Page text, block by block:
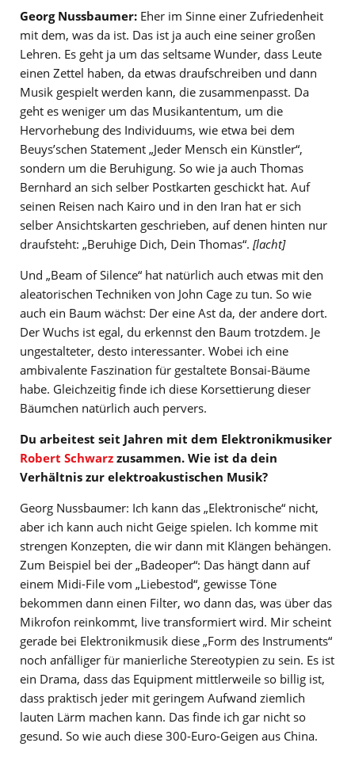
Georg Nussbaumer: Eher im Sinne einer Zufriedenheit
mit dem, was da ist. Das ist ja auch eine seiner großen
Lehren. Es geht ja um das seltsame Wunder, dass Leute
einen Zettel haben, da etwas draufschreiben und dann
Musik gespielt werden kann, die zusammenpasst. Da
geht es weniger um das Musikantentum, um die
Hervorhebung des Individuums, wie etwa bei dem
Beuys’schen Statement „Jeder Mensch ein Künstler“,
sondern um die Beruhigung. So wie ja auch Thomas
Bernhard an sich selber Postkarten geschickt hat. Auf
seinen Reisen nach Kairo und in den Iran hat er sich
selber Ansichtskarten geschrieben, auf denen hinten nur
draufsteht: „Beruhige Dich, Dein Thomas“. [lacht]
Und „Beam of Silence“ hat natürlich auch etwas mit den
aleatorischen Techniken von John Cage zu tun. So wie
auch ein Baum wächst: Der eine Ast da, der andere dort.
Der Wuchs ist egal, du erkennst den Baum trotzdem. Je
ungestalteter, desto interessanter. Wobei ich eine
ambivalente Faszination für gestaltete Bonsai-Bäume
habe. Gleichzeitig finde ich diese Korsettierung dieser
Bäumchen natürlich auch pervers.
Du arbeitest seit Jahren mit dem Elektronikmusiker
Robert Schwarz zusammen. Wie ist da dein
Verhältnis zur elektroakustischen Musik?
Georg Nussbaumer: Ich kann das „Elektronische“ nicht,
aber ich kann auch nicht Geige spielen. Ich komme mit
strengen Konzepten, die wir dann mit Klängen behängen.
Zum Beispiel bei der „Badeoper“: Das hängt dann auf
einem Midi-File vom „Liebestod“, gewisse Töne
bekommen dann einen Filter, wo dann das, was über das
Mikrofon reinkommt, live transformiert wird. Mir scheint
gerade bei Elektronikmusik diese „Form des Instruments“
noch anfälliger für manierliche Stereotypien zu sein. Es ist
ein Drama, dass das Equipment mittlerweile so billig ist,
dass praktisch jeder mit geringem Aufwand ziemlich
lauten Lärm machen kann. Das finde ich gar nicht so
gesund. So wie auch diese 300-Euro-Geigen aus China.